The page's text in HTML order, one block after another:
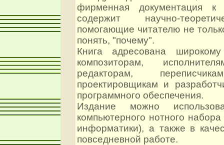
фирменная документация к
содержит научно-
помогающие читателю не
понять, "почему".
Книга адресована широкому
композиторам,
редакторам,
проектировщикам и
программного обеспечения.
Издание можно
компьютерного нотного
информатики), а также в
повседневной работе.